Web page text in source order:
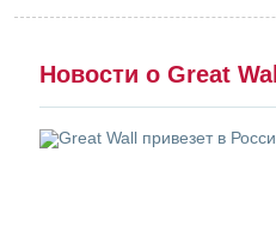
Новости о Great Wall